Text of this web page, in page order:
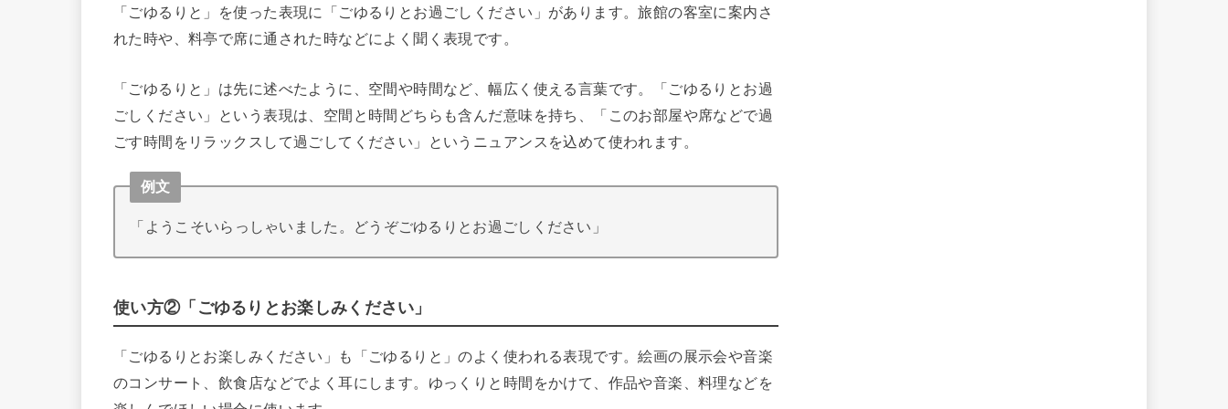
「ごゆるりと」を使った表現に「ごゆるりとお過ごしください」があります。旅館の客室に案内さ
れた時や、料亭で席に通された時などによく聞く表現です。
「ごゆるりと」は先に述べたように、空間や時間など、幅広く使える言葉です。「ごゆるりとお過
ごしください」という表現は、空間と時間どちらも含んだ意味を持ち、「このお部屋や席などで過
ごす時間をリラックスして過ごしてください」というニュアンスを込めて使われます。
例文
「ようこそいらっしゃいました。どうぞごゆるりとお過ごしください」
使い方②「ごゆるりとお楽しみください」
「ごゆるりとお楽しみください」も「ごゆるりと」のよく使われる表現です。絵画の展示会や音楽
のコンサート、飲食店などでよく耳にします。ゆっくりと時間をかけて、作品や音楽、料理などを